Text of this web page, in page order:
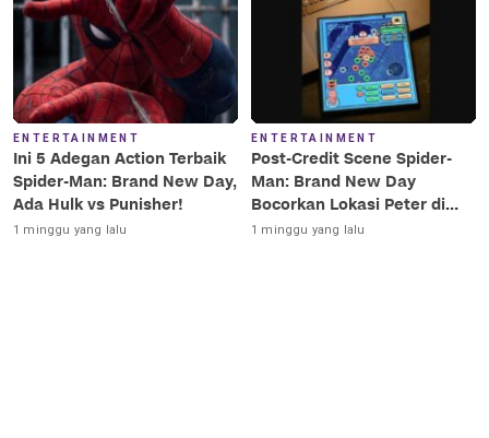
ENTERTAINMENT
Ini 5 Adegan Action Terbaik
Spider-Man: Brand New Day,
Ada Hulk vs Punisher!
1 minggu yang lalu
ENTERTAINMENT
Post-Credit Scene Spider-
Man: Brand New Day
Bocorkan Lokasi Peter di
Luar Angkasa!
1 minggu yang lalu